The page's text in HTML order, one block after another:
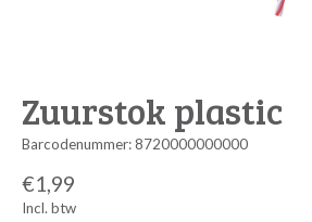
Zuurstok plastic
Barcodenummer: 8720000000000
€1,99
Incl. btw